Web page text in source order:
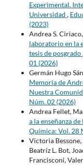
Experimental.
Universidad ,
(2023)
Andrea S.
laboratorio en la
tesis de posgrado
01 (2026)
Germán Hugo
Memoria de
Nuestra
Núm. 02 (2026)
Andrea Fellet,
a la enseñanza
Química: Vol. 28
Victoria Bessone,
Beatríz L. Bot,
Francisconi,